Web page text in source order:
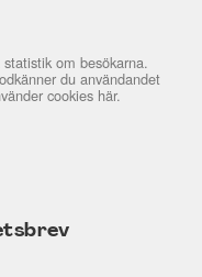
om besökarna.
du användandet
cookies här.